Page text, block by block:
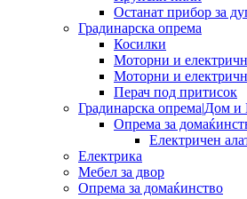
Останат прибор за
Градинарска опрема
Косилки
Моторни и
Моторни и
Перач под притисок
Градинарска опрема|Дом и
Опрема за
Електричен
Електрика
Мебел за двор
Опрема за домаќинство